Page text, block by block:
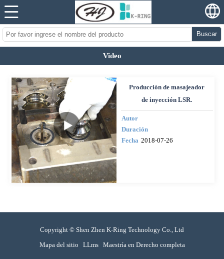
Buscar
Video
Producción de masajeador
de inyección LSR.
Autor
Duración
Fecha 2018-07-26
Copyright © Shen Zhen K-Ring Technology Co., Ltd
Mapa del sitio LLms Maestría en Derecho completa